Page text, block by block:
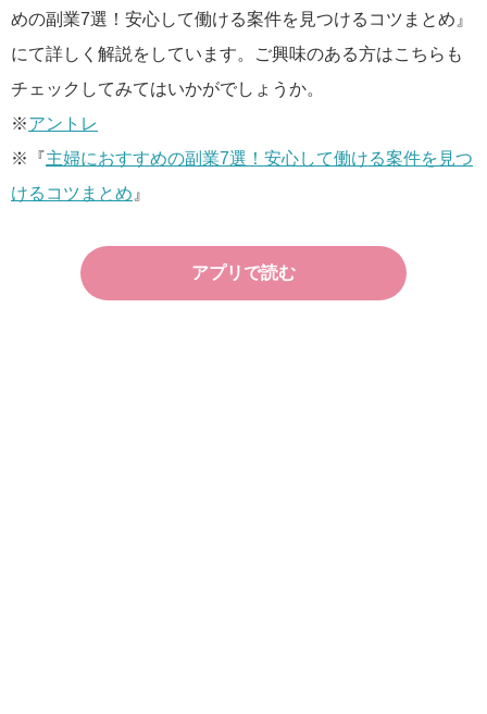
めの副業7選！安心して働ける案件を見つけるコツまとめ』
にて詳しく解説をしています。ご興味のある方はこちらも
チェックしてみてはいかがでしょうか。
※アントレ
※『主婦におすすめの副業7選！安心して働ける案件を見つ
けるコツまとめ 』
アプリで読む